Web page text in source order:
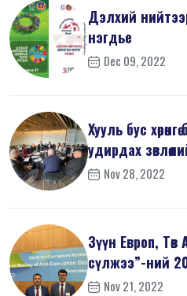
Дэлхий
нэгдье
Dec 09, 2022
Хууль бус
удирдах
Nov 28, 2022
Зүүн Европ,
сүлжээ”-ний
т...Nov 21, 2022